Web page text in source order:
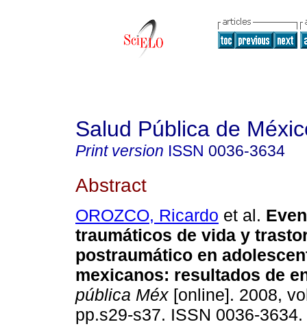
Salud Pública de
Print version ISSN 0036-3634
Abstract
OROZCO, Ricardo et al.
traumáticos de vida y
postraumático en
mexicanos: resultados de
pública Méx [online]. 2008,
pp.s29-s37. ISSN 0036-3634.